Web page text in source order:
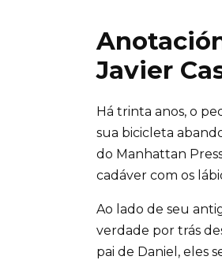
Javier
Há trinta anos, o
sua bicicleta
do Manhattan
cadáver com os
Ao lado de seu
verdade por trás
pai de Daniel, eles